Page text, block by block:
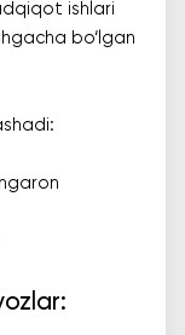
ishlari
bo‘lgan